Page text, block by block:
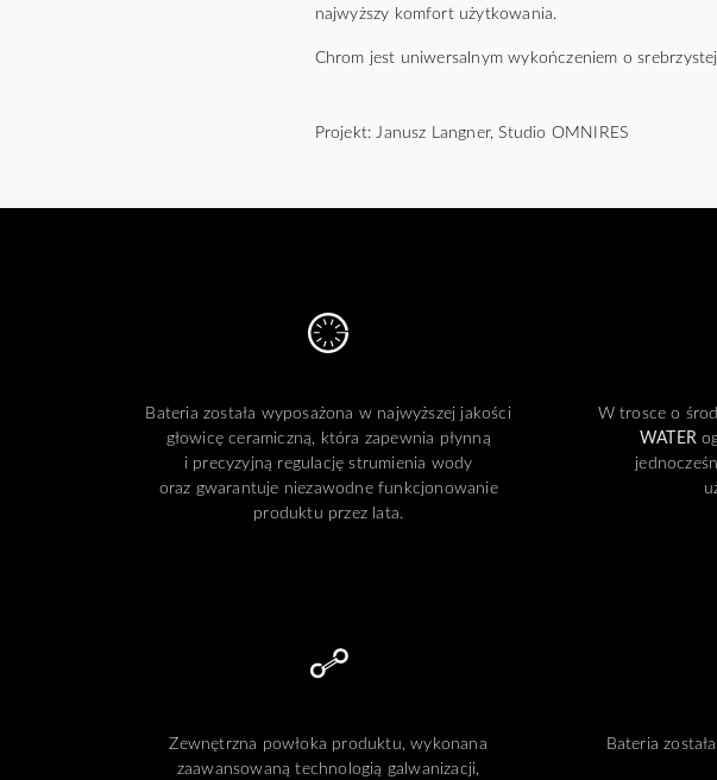
najwyższy komfort użytkowania.
Chrom jest uniwersalnym wykończeniem o
Projekt: Janusz Langner, Studio OMNIRES
Bateria została wyposażona w najwyższej jakości
głowicę ceramiczną, która zapewnia płynną
i precyzyjną regulację strumienia wody
oraz gwarantuje niezawodne funkcjonowanie
produktu przez lata.
W trosce o
WATER
Zewnętrzna powłoka produktu, wykonana
zaawansowaną technologią galwanizacji,
Bateria